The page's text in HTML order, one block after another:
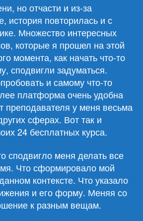
но отчасти и из-за
история повторилась и с
Множество интересных
которые я прошел на этой
момента, как начать что-то
сподвигли задуматься.
и самому что-то
платформа очень удобна
преподавателя у меня весьма
сферах. Вот так и
24 бесплатных курса.
сподвигло меня делать все
Что сформировало мой
контексте. Что указало
и его форму. Меняя со
к разным вещам.